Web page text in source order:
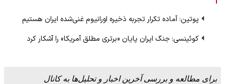
پوتین: آماده تکرار تجربه ذخیره اورانیوم غنی‌شده ایران هستیم
کوئینسی: جنگ ایران پایان «برتری مطلق آمریکا» را آشکار کرد
برای مطالعه و بررسی آخرین اخبار و تحلیل‌ها به کانال